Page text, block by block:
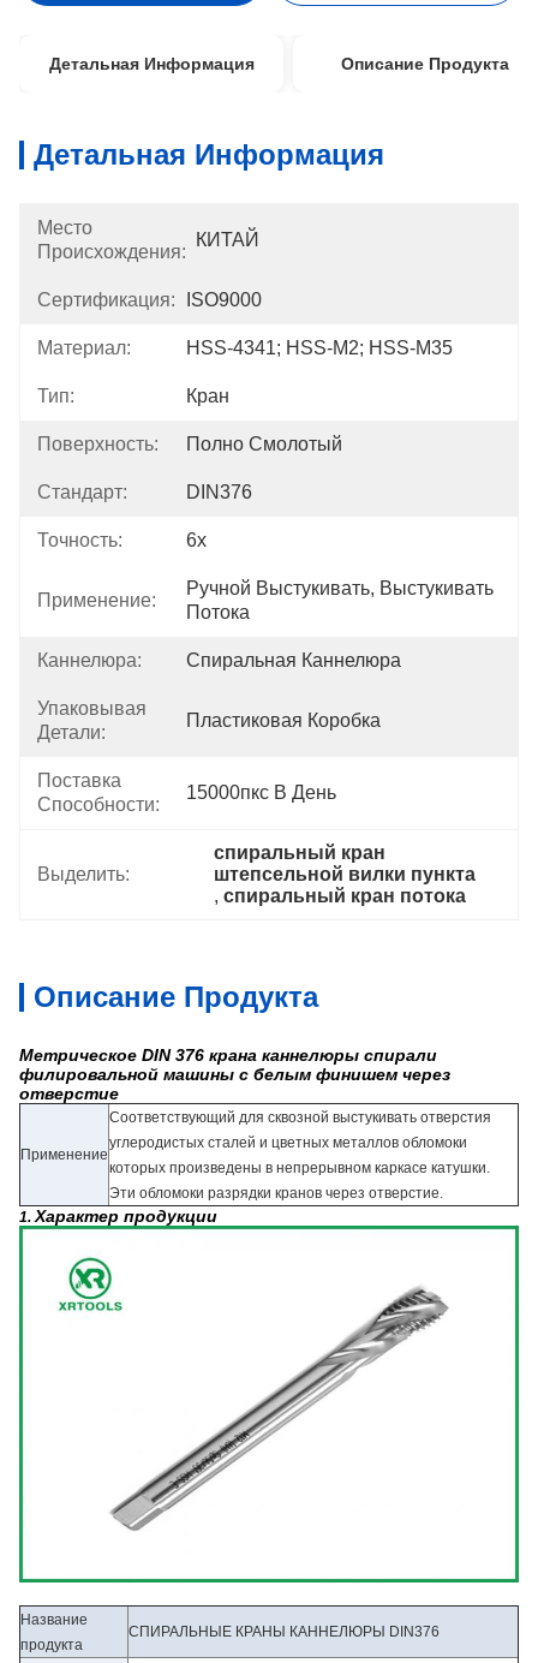
Детальная Информация Описание Продукта
Детальная Информация
Место
Происхождения:
КИТАЙ
Сертификация: ISO9000
Материал: HSS-4341; HSS-M2; HSS-M35
Тип: Кран
Поверхность: Полно Смолотый
Стандарт: DIN376
Точность: 6х
Применение:
Ручной Выстукивать, Выстукивать
Потока
Каннелюра: Спиральная Каннелюра
Упаковывая
Детали:
Пластиковая Коробка
Поставка
Способности:
15000пкс В День
Выделить:
спиральный кран
штепсельной вилки пункта
, спиральный кран потока
Описание Продукта
Метрическое DIN 376 крана каннелюры спирали
филировальной машины с белым финишем через
отверстие
Применение
Соответствующий для сквозной выстукивать отверстия
углеродистых сталей и цветных металлов обломоки
которых произведены в непрерывном каркасе катушки.
Эти обломоки разрядки кранов через отверстие.
1.Характер продукции
Название
продукта
СПИРАЛЬНЫЕ КРАНЫ КАННЕЛЮРЫ DIN376